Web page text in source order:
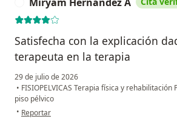
Miryam Hernández A
Satisfecha con la explicación
terapeuta en la terapia
29 de julio de 2026
• FISIOPELVICAS Terapia física y rehabilitación
piso pélvico
• en opinión del usuario Miryam Hernández A
Reportar